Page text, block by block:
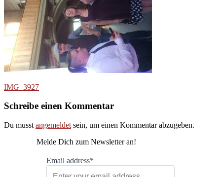
Beitragsnavigation
IMG_3927
Schreibe einen Kommentar
Du musst angemeldet sein, um einen Kommentar abzugeben.
Melde Dich zum Newsletter an!
Email address*